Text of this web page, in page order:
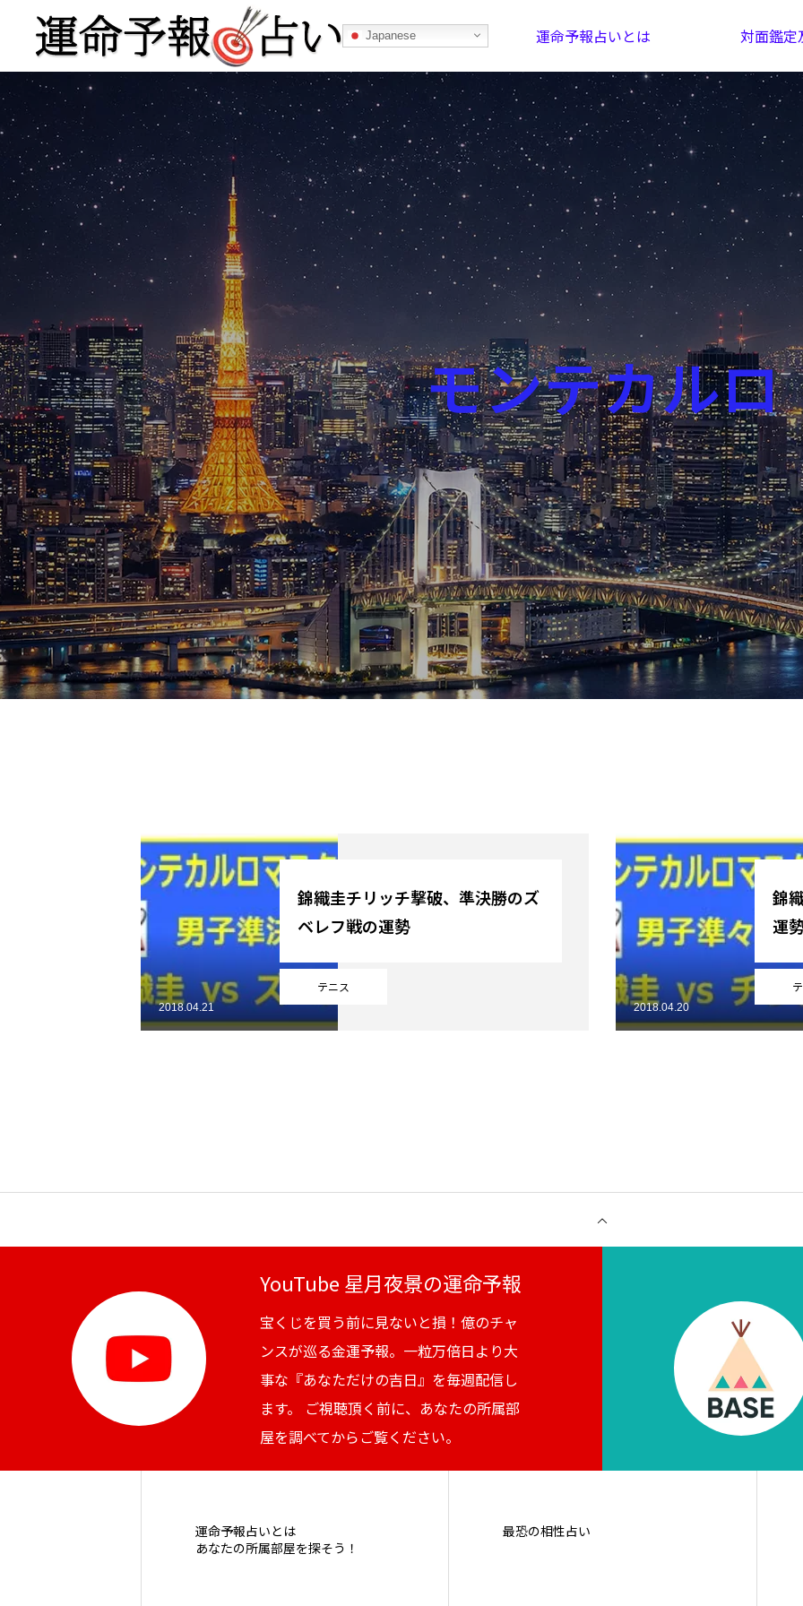
Japanese 運命予報占いとは 対面鑑定
運命予報占い
運命予報占いとは あなたの所属部屋を探そう！ 最恐の相性占い
記事カテゴリー
ブログ お知らせ 芸能界
スポーツ 競馬 社会
テニス四大大会・五輪
テニス四大大会・五輪
YouTube
Online Store
モンテカルロ
テニス
錦織圭チリッチ撃破、準決勝のズ
ベレフ戦の運勢
2018.04.21
錦
運
2018.04.20
YouTube 星月夜景の運命予報
宝くじを買う前に見ないと損！億のチャ
ンスが巡る金運予報。一粒万倍日より大
事な『あなただけの吉日』を毎週配信し
ます。 ご視聴頂く前に、あなたの所属部
屋を調べてからご覧ください。
運命予報占いとは
あなたの所属部屋を探そう！
最恐の相性占い